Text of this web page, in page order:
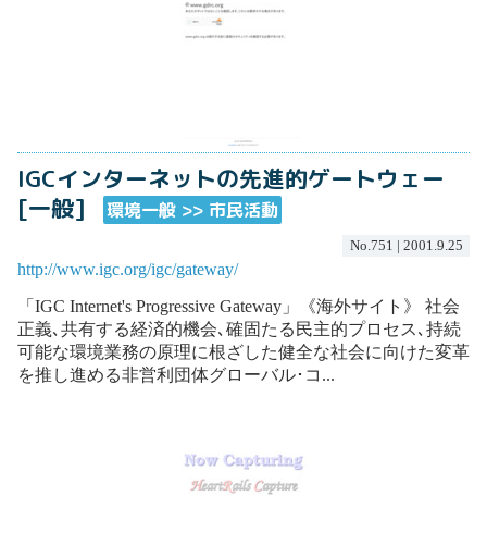
IGCインターネットの先進的ゲートウェー
[一般]
環境一般 >> 市民活動
No.751 | 2001.9.25
http://www.igc.org/igc/gateway/
「IGC Internet's Progressive Gateway」《海外サイト》 社会
正義､共有する経済的機会､確固たる民主的プロセス､持続
可能な環境業務の原理に根ざした健全な社会に向けた変革
を推し進める非営利団体グローバル･コ...